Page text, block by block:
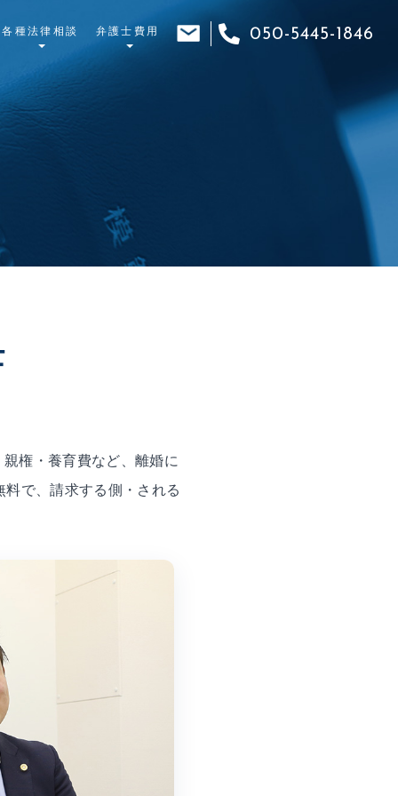
各種法律相談 弁護士費用 050-5445-1846
権・養育費など、離婚に
で、請求する側・される